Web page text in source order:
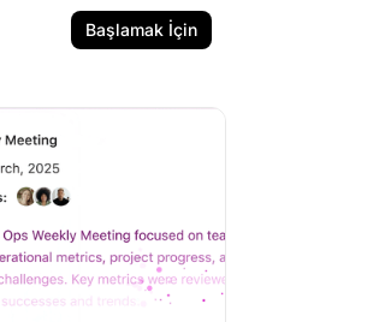
Başlamak İçin